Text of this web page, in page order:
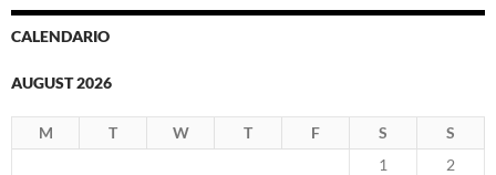
CALENDARIO
AUGUST 2026
M T W T F S
S
1
2